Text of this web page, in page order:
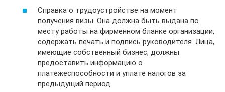
Справка о трудоустройстве на момент
получения визы. Она должна быть выдана по
месту работы на фирменном бланке организации,
содержать печать и подпись руководителя. Лица,
имеющие собственный бизнес, должны
предоставить информацию о
платежеспособности и уплате налогов за
предыдущий период.